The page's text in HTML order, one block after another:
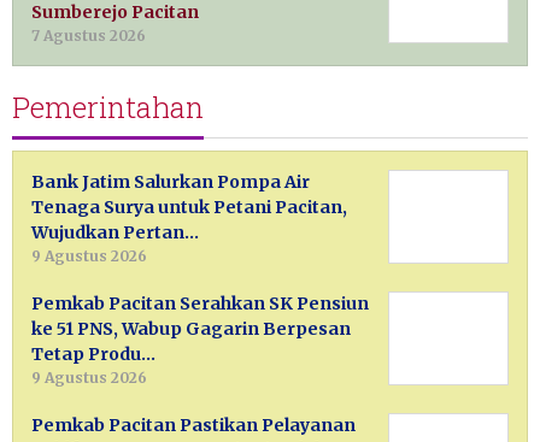
Sumberejo Pacitan
7 Agustus 2026
Pemerintahan
Bank Jatim Salurkan Pompa Air
Tenaga Surya untuk Petani Pacitan,
Wujudkan Pertan…
9 Agustus 2026
Pemkab Pacitan Serahkan SK Pensiun
ke 51 PNS, Wabup Gagarin Berpesan
Tetap Produ…
9 Agustus 2026
Pemkab Pacitan Pastikan Pelayanan